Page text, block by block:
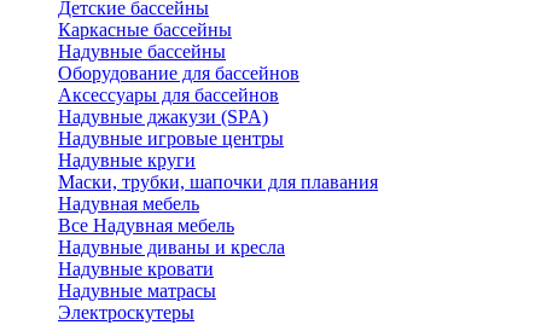
Детские бассейны
Каркасные бассейны
Надувные бассейны
Оборудование для бассейнов
Аксессуары для бассейнов
Надувные джакузи (SPA)
Надувные игровые центры
Надувные круги
Маски, трубки, шапочки для плавания
Надувная мебель
Все Надувная мебель
Надувные диваны и кресла
Надувные кровати
Надувные матрасы
Электроскутеры